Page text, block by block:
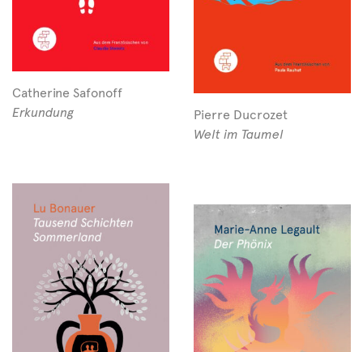
Catherine Safonoff
Erkundung
Pierre Ducrozet
Welt im Taumel